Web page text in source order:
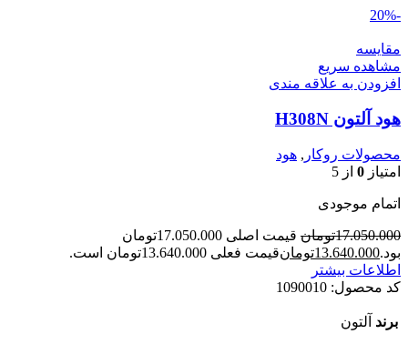
-20%
مقایسه
مشاهده سریع
افزودن به علاقه مندی
هود آلتون H308N
محصولات روکار , هود
امتیاز 0 از 5
اتمام موجودی
17.050.000تومان
قیمت اصلی 17.050.000تومان
بود.13.640.000تومانقیمت فعلی 13.640.000تومان است.
اطلاعات بیشتر
کد محصول: 1090010
برند آلتون